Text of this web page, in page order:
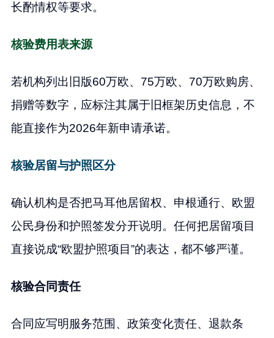
长酌情权等要求。
核验费用表来源
若机构列出旧版60万欧、75万欧、70万欧购房、
捐赠等数字，应标注其属于旧框架历史信息，不
能直接作为2026年新申请承诺。
核验居留与护照区分
确认机构是否把马耳他居留权、申根通行、欧盟
公民身份和护照签发分开说明。任何把居留项目
直接说成“欧盟护照项目”的表达，都不够严谨。
核验合同责任
合同应写明服务范围、政策变化责任、退款条